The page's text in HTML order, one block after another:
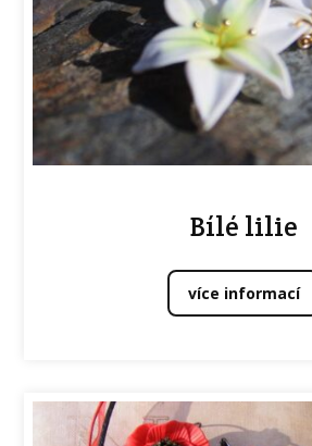
Bílé lilie
více informací